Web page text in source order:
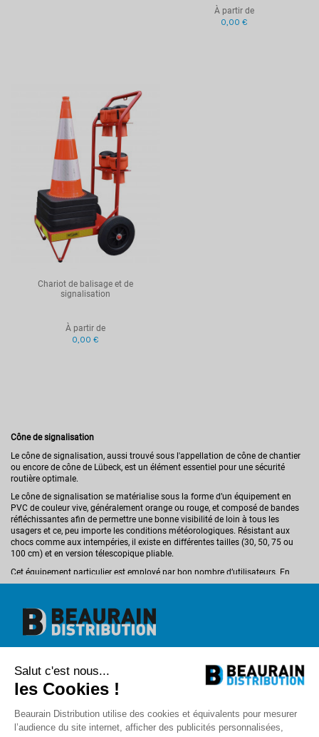
À partir de
0,00 €
Chariot de balisage et de
signalisation
À partir de
0,00 €
Cône de signalisation
Le cône de signalisation, aussi trouvé sous l'appellation de cône de chantier
ou encore de cône de Lübeck, est un élément essentiel pour une sécurité
routière optimale.
Le cône de signalisation se matérialise sous la forme d’un équipement en
PVC de couleur vive, généralement orange ou rouge, et composé de bandes
réfléchissantes afin de permettre une bonne visibilité de loin à tous les
usagers et ce, peu importe les conditions météorologiques. Résistant aux
chocs comme aux intempéries, il existe en différentes tailles (30, 50, 75 ou
100 cm) et en version télescopique pliable.
Cet équipement particulier est employé par bon nombre d’utilisateurs. En
effet, que ce soit les pompiers, les gendarmes, la police ou encore les agents
et ainsi sécuriser le lieu d’un accident par exemple. La douane peut aussi
employer cet équipement de balisage lors de ses interventions. Mais les
forces de l’ordre et les secours ne sont pas les seuls à se servir des cônes de
automobilistes du danger potentiel afin de les faire ralentir et ainsi assurer la
sécurité des professionnels intervenant sur place.
1 rue de l'abbé Caron
BP 40020
80390 Fressenneville
contact@beaurain-distribution.com
Salut c'est nous...
les Cookies !
Beaurain Distribution utilise des cookies et équivalents pour mesurer
l’audience du site internet, afficher des publicités personnalisées,